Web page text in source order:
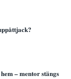
– mentor stängs